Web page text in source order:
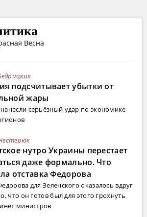
Весна
подсчитывает убытки от
жары
серьёзный удар по экономике
нутро Украины перестает
даже формально. Что
отставка Федорова
для Зеленского оказалось вдруг
что он готов был для этого грохнуть
министров